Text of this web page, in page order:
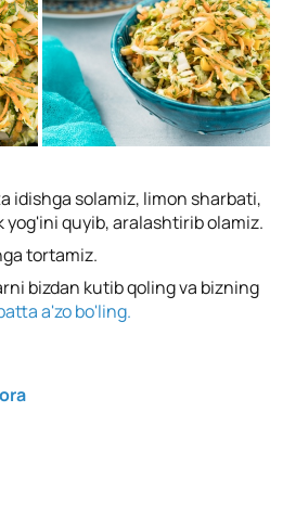
idishga solamiz, limon sharbati,
yog'ini quyib, aralashtirib olamiz.
tortamiz.
bizdan kutib qoling va bizning
a'zo bo'ling.